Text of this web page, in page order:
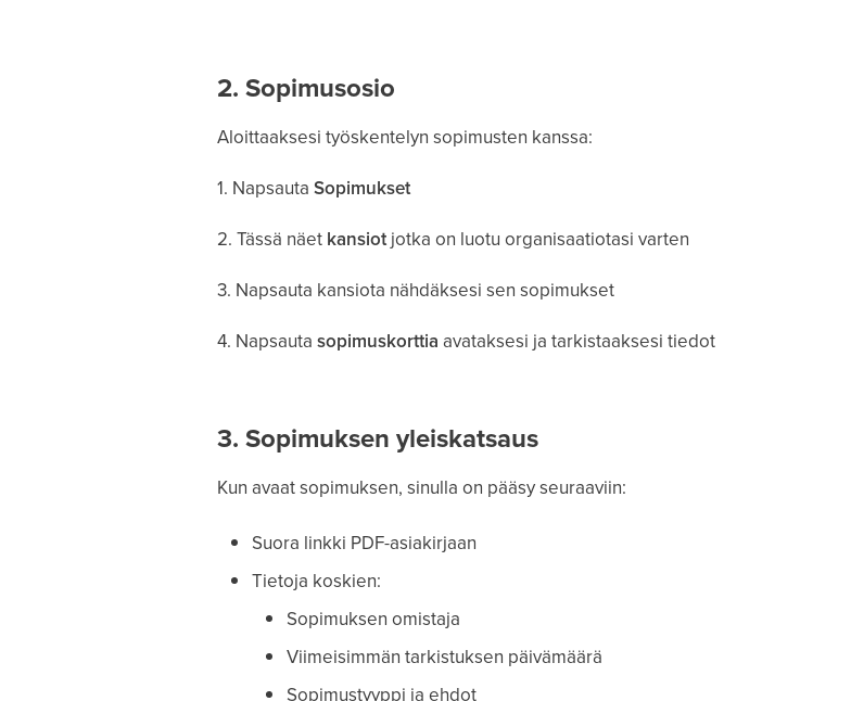
2. Sopimusosio
Aloittaaksesi työskentelyn sopimusten kanssa:
1. Napsauta Sopimukset
2. Tässä näet kansiotjotka on luotu organisaatiotasi varten
3. Napsauta kansiota nähdäksesi sen sopimukset
4. Napsauta sopimuskorttia avataksesi ja tarkistaaksesi tiedot
3. Sopimuksen yleiskatsaus
Kun avaat sopimuksen, sinulla on pääsy seuraaviin:
Suora linkki PDF-asiakirjaan
Tietoja koskien:
Sopimuksen omistaja
Viimeisimmän tarkistuksen päivämäärä
Sopimustyyppi ja ehdot